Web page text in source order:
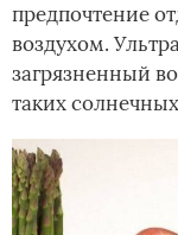
предпочтение
воздухом.
загрязненный
таких